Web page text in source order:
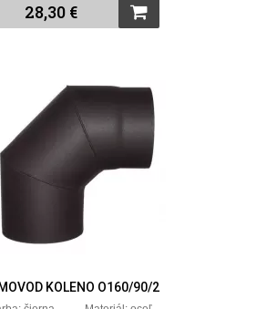
28,30 €
KOLENO O160/90/2